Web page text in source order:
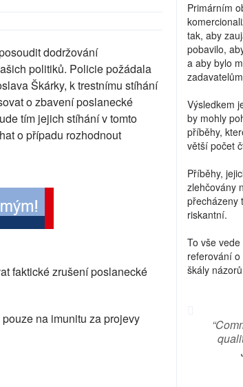
dodržování
politiků. Policie požádala
Škárky, k trestnímu stíhání
o zbavení poslanecké
tím jejich stíhání v tomto
o případu rozhodnout
faktické zrušení poslanecké
pouze na imunitu za projevy
Primárním
tak, aby
pobavilo,
a aby bylo
Výsledkem
by mohly
příběhy,
větší počet
Příběhy,
zlehčovány
přecházeny
riskantní.
To vše
referování
škály